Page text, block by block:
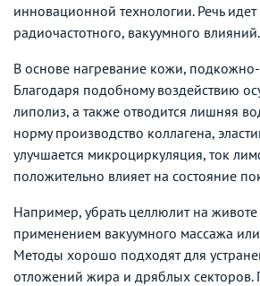
инновационной технологии. Речь
радиочастотного, вакуумного влияний.
В основе нагревание кожи,
Благодаря подобному воздействию
липолиз, а также отводится лишняя
норму производство коллагена,
улучшается микроциркуляция, ток
положительно влияет на состояние
Например, убрать целлюлит на
применением вакуумного массажа
Методы хорошо подходят для
отложений жира и дряблых секторов.